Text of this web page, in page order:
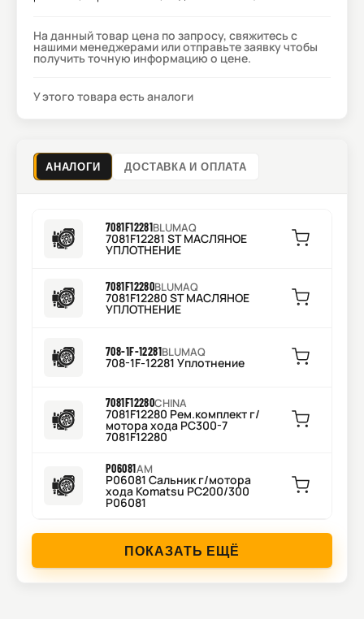
На данный товар цена по запросу, свяжитесь с
нашими менеджерами или отправьте заявку чтобы
получить точную информацию о цене.
У этого товара есть аналоги
АНАЛОГИ ДОСТАВКА И ОПЛАТА
7081F12281BLUMAQ
7081F12281 ST МАСЛЯНОЕ
УПЛОТНЕНИЕ
7081F12280BLUMAQ
7081F12280 ST МАСЛЯНОЕ
УПЛОТНЕНИЕ
708-1F-12281BLUMAQ
708-1F-12281 Уплотнение
7081F12280CHINA
7081F12280 Рем.комплект г/
мотора хода PC300-7
7081F12280
P06081AM
P06081 Сальник г/мотора
хода Komatsu PC200/300
P06081
ПОКАЗАТЬ ЕЩЁ